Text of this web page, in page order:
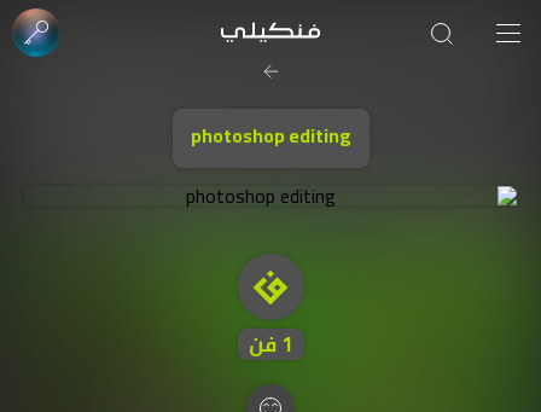
photoshop editing
1فن
صورة الغلاف من فن